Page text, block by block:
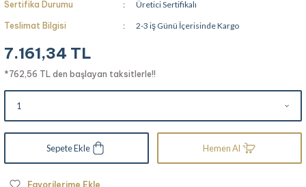
Sertifika Durumu Üretici Sertifikalı
Teslimat Bilgisi 2-3 iş Günü İçerisinde Kargo
7.161,34 TL
*762,56 TL den başlayan taksitlerle!!
Sepete Ekle Hemen Al